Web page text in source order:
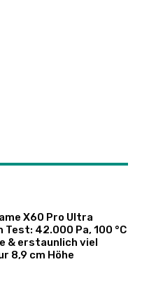
X60 Pro Ultra
Test: 42.000 Pa, 100 °C
& erstaunlich viel
8,9 cm Höhe